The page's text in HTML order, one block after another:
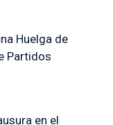
Huelga de
Partidos
en el